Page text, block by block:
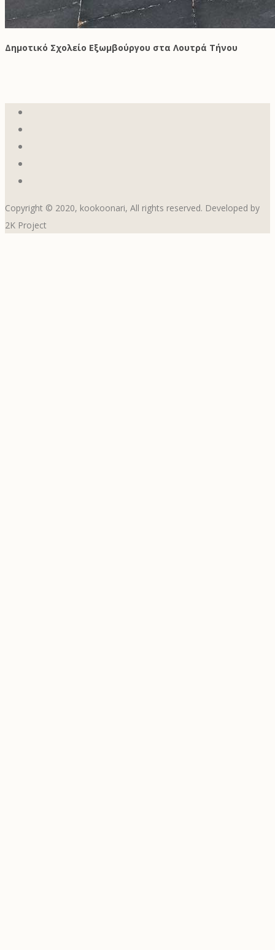
Δημοτικό Σχολείο Εξωμβούργου στα Λουτρά Τήνου
Copyright © 2020, kookoonari, All rights reserved. Developed by
2K Project